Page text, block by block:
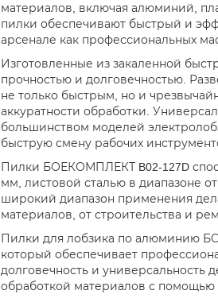
материалов, включая алюминий,
пилки обеспечивают быстрый и
арсенале как профессиональных
Изготовленные из закаленной
прочностью и долговечностью.
не только быстрым, но и
аккуратности обработки.
большинством моделей
быструю смену рабочих
Пилки БОЕКОМПЛЕКТ B02-127D
мм, листовой сталью в диапазоне
широкий диапазон применения
материалов, от строительства и
Пилки для лобзика по алюминию
который обеспечивает
долговечность и универсальность
обработкой материалов с помощью